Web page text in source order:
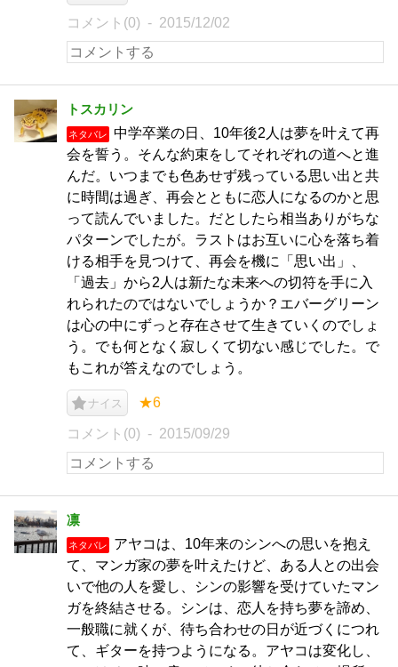
コメント(0) 2015/12/02
トスカリン
ネタバレ
中学卒業の日、10年後2人は夢を叶えて再
会を誓う。そんな約束をしてそれぞれの道へと進
んだ。いつまでも色あせず残っている思い出と共
に時間は過ぎ、再会とともに恋人になるのかと思
って読んでいました。だとしたら相当ありがちな
パターンでしたが。ラストはお互いに心を落ち着
ける相手を見つけて、再会を機に「思い出」、
「過去」から2人は新たな未来への切符を手に入
れられたのではないでしょうか？エバーグリーン
は心の中にずっと存在させて生きていくのでしょ
う。でも何となく寂しくて切ない感じでした。で
もこれが答えなのでしょう。
ナイス ★6
コメント(0) 2015/09/29
凛
ネタバレ
アヤコは、10年来のシンへの思いを抱え
て、マンガ家の夢を叶えたけど、ある人との出会
いで他の人を愛し、シンの影響を受けていたマン
ガを終結させる。シンは、恋人を持ち夢を諦め、
一般職に就くが、待ち合わせの日が近づくにつれ
て、ギターを持つようになる。アヤコは変化し、